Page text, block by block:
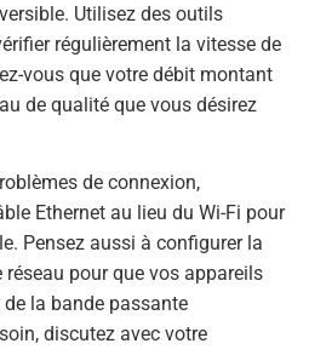
Utilisez des outils
régulièrement la vitesse de
vous que votre débit montant
de qualité que vous désirez
de connexion,
Ethernet au lieu du Wi-Fi pour
Pensez aussi à configurer la
pour que vos appareils
la bande passante
discutez avec votre